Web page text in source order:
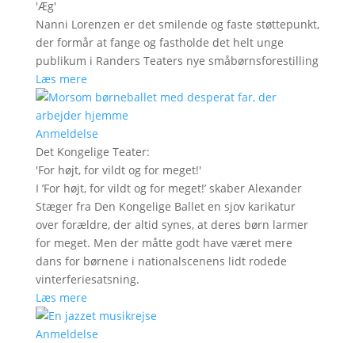
'Æg'
Nanni Lorenzen er det smilende og faste støttepunkt,
der formår at fange og fastholde det helt unge
publikum i Randers Teaters nye småbørnsforestilling
Læs mere
Anmeldelse
Det Kongelige Teater:
'For højt, for vildt og for meget!'
I ’For højt, for vildt og for meget!’ skaber Alexander
Stæger fra Den Kongelige Ballet en sjov karikatur
over forældre, der altid synes, at deres børn larmer
for meget. Men der måtte godt have været mere
dans for børnene i nationalscenens lidt rodede
vinterferiesatsning.
Læs mere
Anmeldelse